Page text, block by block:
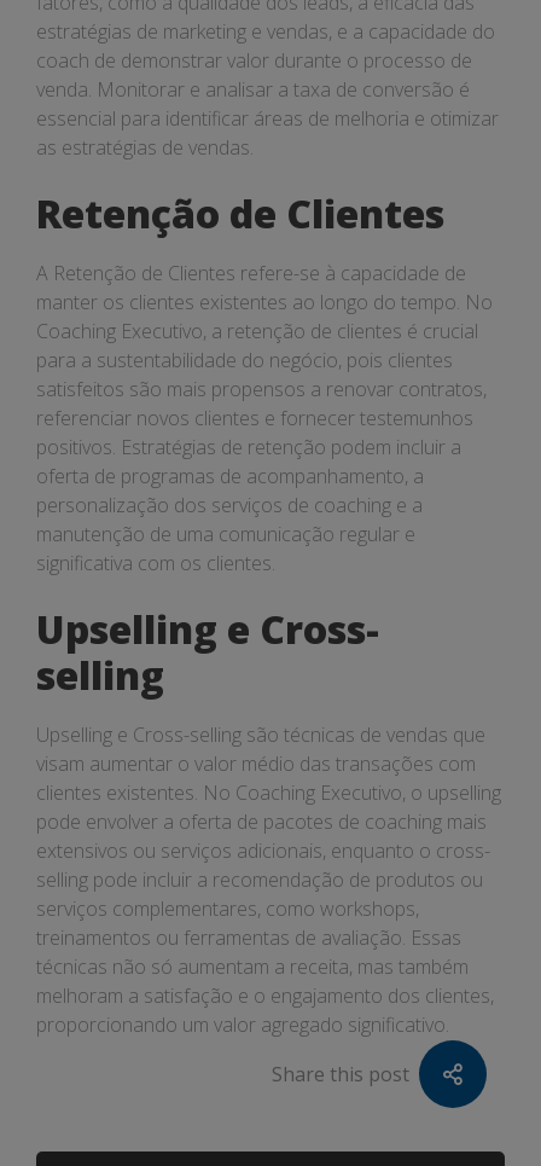
estratégias de marketing e vendas, e a capacidade do
coach de demonstrar valor durante o processo de
venda. Monitorar e analisar a taxa de conversão é
essencial para identificar áreas de melhoria e otimizar
as estratégias de vendas.
Retenção de Clientes
A Retenção de Clientes refere-se à capacidade de
manter os clientes existentes ao longo do tempo. No
Coaching Executivo, a retenção de clientes é crucial
para a sustentabilidade do negócio, pois clientes
satisfeitos são mais propensos a renovar contratos,
referenciar novos clientes e fornecer testemunhos
positivos. Estratégias de retenção podem incluir a
oferta de programas de acompanhamento, a
personalização dos serviços de coaching e a
manutenção de uma comunicação regular e
significativa com os clientes.
Upselling e Cross-
selling
Upselling e Cross-selling são técnicas de vendas que
visam aumentar o valor médio das transações com
clientes existentes. No Coaching Executivo, o upselling
pode envolver a oferta de pacotes de coaching mais
extensivos ou serviços adicionais, enquanto o cross-
selling pode incluir a recomendação de produtos ou
serviços complementares, como workshops,
treinamentos ou ferramentas de avaliação. Essas
técnicas não só aumentam a receita, mas também
melhoram a satisfação e o engajamento dos clientes,
proporcionando um valor agregado significativo.
Share this post